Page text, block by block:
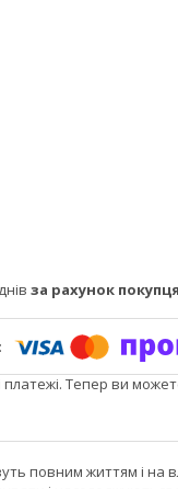
за рахунок покупця
платежі. Тепер ви
повним життям і на